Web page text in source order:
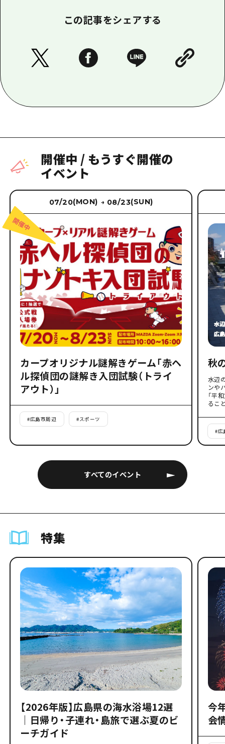
この記事をシェアする
開催中 / もうすぐ開催の
イベント
すべてのイベント
07/20(MON) → 08/23(SUN)
カープオリジナル謎解きゲーム「赤ヘ
ル探偵団の謎解き入団試験（トライ
アウト）」
#広島市周辺 #スポーツ
秋
水辺
ンや
「平
るこ
#広
特集
【2026年版】広島県の海水浴場12選
｜日帰り・子連れ・島旅で選ぶ夏のビ
ーチガイド
今
会